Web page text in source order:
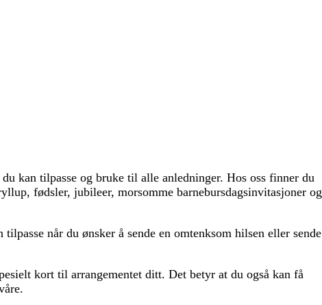
kan tilpasse og bruke til alle anledninger. Hos oss finner du
fødsler, jubileer, morsomme barnebursdagsinvitasjoner og
når du ønsker å sende en omtenksom hilsen eller sende
kort til arrangementet ditt. Det betyr at du også kan få